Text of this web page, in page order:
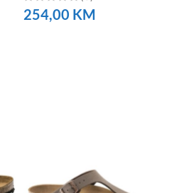
254,00 KM